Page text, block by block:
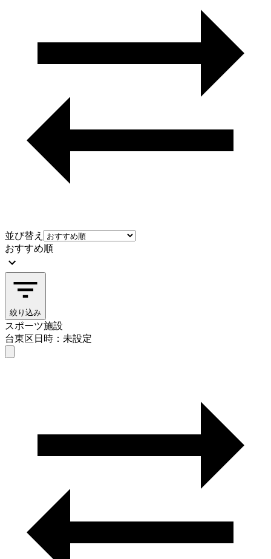
並び替え
おすすめ順
絞り込み
スポーツ施設
台東区日時：未設定